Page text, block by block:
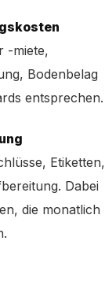
-miete,
Bodenbelag
entsprechen.
Etiketten,
Dabei
die monatlich